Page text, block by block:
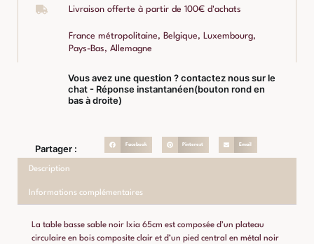
Livraison offerte à partir de 100€ d'achats
France métropolitaine, Belgique, Luxembourg,
Pays-Bas, Allemagne
Vous avez une question ? contactez nous sur le
chat - Réponse instantanéen(bouton rond en
bas à droite)
Partager : Facebook Pinterest Email
Description
Informations complémentaires
La table basse sable noir Ixia 65cm est composée d’un plateau
circulaire en bois composite clair et d’un pied central en métal noir